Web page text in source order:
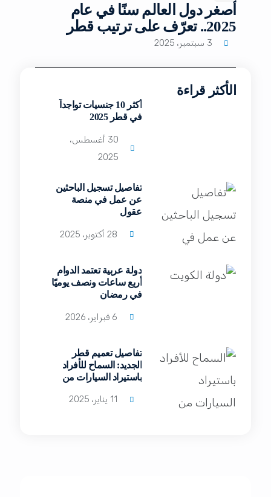
أصغر دول العالم سنًا في عام
2025.. تعرّف على ترتيب قطر
3 سبتمبر، 2025
الأكثر قراءة
أكثر 10 جنسيات تواجداً
في قطر 2025
30 أغسطس،
2025
تفاصيل تسجيل الباحثين
عن عمل في منصة
عقول
28 أكتوبر، 2025
دولة عربية تعتمد الدوام
أربع ساعات ونصف يوميًا
في رمضان
6 فبراير، 2026
تفاصيل تعميم قطر
الجديد: السماح للأفراد
باستيراد السيارات من
11 يناير، 2025